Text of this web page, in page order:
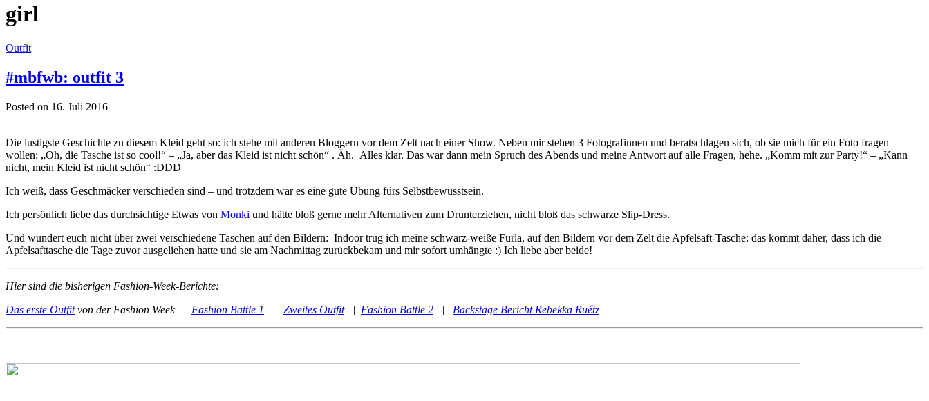
girl
Outfit
#mbfwb: outfit 3
Posted on 16. Juli 2016
Die lustigste Geschichte zu diesem Kleid geht so: ich stehe mit anderen Bloggern vor dem Zelt nach einer Show. Neben mir stehen 3 Fotografinnen und beratschlagen sich, ob sie mich für ein Foto fragen
wollen: „Oh, die Tasche ist so cool!“ – „Ja, aber das Kleid ist nicht schön“ . Äh. Alles klar. Das war dann mein Spruch des Abends und meine Antwort auf alle Fragen, hehe. „Komm mit zur Party!“ – „Kann
nicht, mein Kleid ist nicht schön“ :DDD
Ich weiß, dass Geschmäcker verschieden sind – und trotzdem war es eine gute Übung fürs Selbstbewusstsein.
Ich persönlich liebe das durchsichtige Etwas von Monki und hätte bloß gerne mehr Alternativen zum Drunterziehen, nicht bloß das schwarze Slip-Dress.
Und wundert euch nicht über zwei verschiedene Taschen auf den Bildern: Indoor trug ich meine schwarz-weiße Furla, auf den Bildern vor dem Zelt die Apfelsaft-Tasche: das kommt daher, dass ich die
Apfelsafttasche die Tage zuvor ausgeliehen hatte und sie am Nachmittag zurückbekam und mir sofort umhängte :) Ich liebe aber beide!
Hier sind die bisherigen Fashion-Week-Berichte:
Das erste Outfitvon der Fashion Week | Fashion Battle 1 | Zweites Outfit| Fashion Battle 2 | Backstage Bericht Rebekka Ruétz